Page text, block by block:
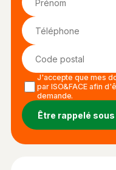
J'accepte que mes
par ISO&FACE afin
demande.